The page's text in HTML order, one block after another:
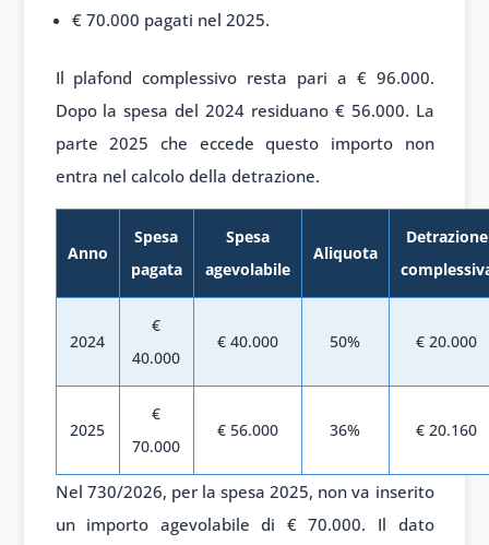
€ 70.000 pagati nel 2025.
Il plafond complessivo resta pari a € 96.000.
Dopo la spesa del 2024 residuano € 56.000. La
parte 2025 che eccede questo importo non
entra nel calcolo della detrazione.
Anno
Spesa
pagata
Spesa
agevolabile
Aliquota
Detrazione
2024
€
40.000
€ 40.000 50% € 20.000
2025
€
70.000
€ 56.000 36% € 20.160
Nel 730/2026, per la spesa 2025, non va inserito
un importo agevolabile di € 70.000. Il dato